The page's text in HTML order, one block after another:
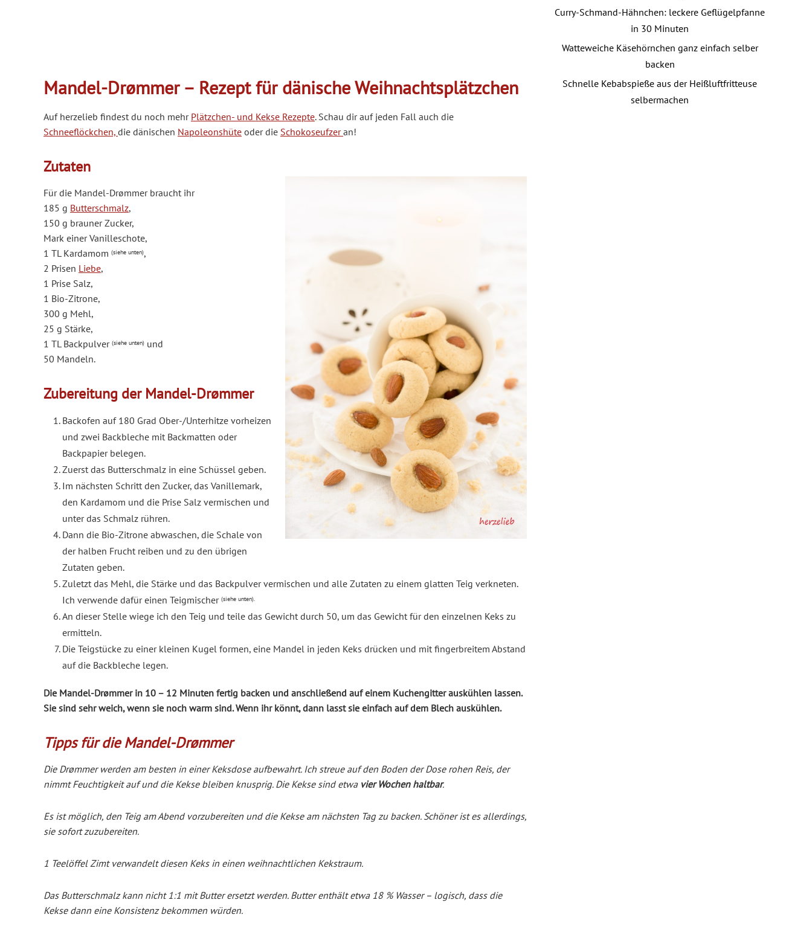
Mandel-Drømmer – Rezept für dänische Weihnachtsplätzchen
Auf herzelieb findest du noch mehr Plätzchen- und Kekse Rezepte. Schau dir auf jeden Fall auch die
Schneeflöckchen, die dänischen Napoleonshüte oder die Schokoseufzeran!
Zutaten
Für die Mandel-Drømmer braucht ihr
185 g Butterschmalz,
150 g brauner Zucker,
Mark einer Vanilleschote,
1 TL Kardamom (siehe unten),
2 Prisen Liebe,
1 Prise Salz,
1 Bio-Zitrone,
300 g Mehl,
25 g Stärke,
1 TL Backpulver (siehe unten) und
50 Mandeln.
Zubereitung der Mandel-Drømmer
Backofen auf 180 Grad Ober-/Unterhitze vorheizen
und zwei Backbleche mit Backmatten oder
Backpapier belegen.
Zuerst das Butterschmalz in eine Schüssel geben.
Im nächsten Schritt den Zucker, das Vanillemark,
den Kardamom und die Prise Salz vermischen und
unter das Schmalz rühren.
Dann die Bio-Zitrone abwaschen, die Schale von
der halben Frucht reiben und zu den übrigen
Zutaten geben.
Zuletzt das Mehl, die Stärke und das Backpulver vermischen und alle Zutaten zu einem glatten Teig verkneten.
Ich verwende dafür einen Teigmischer (siehe unten)
An dieser Stelle wiege ich den Teig und teile das Gewicht durch 50, um das Gewicht für den einzelnen Keks zu
ermitteln.
Die Teigstücke zu einer kleinen Kugel formen, eine Mandel in jeden Keks drücken und mit fingerbreitem Abstand
auf die Backbleche legen.
Die Mandel-Drømmer in 10 – 12 Minuten fertig backen und anschließend auf einem Kuchengitter auskühlen lassen.
Sie sind sehr weich, wenn sie noch warm sind. Wenn ihr könnt, dann lasst sie einfach auf dem Blech auskühlen.
Tipps für die Mandel-Drømmer
Die Drømmer werden am besten in einer Keksdose aufbewahrt. Ich streue auf den Boden der Dose rohen Reis, der
nimmt Feuchtigkeit auf und die Kekse bleiben knusprig. Die Kekse sind etwavier Wochen haltbar.
Es ist möglich, den Teig am Abend vorzubereiten und die Kekse am nächsten Tag zu backen. Schöner ist es allerdings,
sie sofort zuzubereiten.
1 Teelöffel Zimt verwandelt diesen Keks in einen weihnachtlichen Kekstraum.
Das Butterschmalz kann nicht 1:1 mit Butter ersetzt werden. Butter enthält etwa 18 % Wasser – logisch, dass die
Kekse dann eine Konsistenz bekommen würden.
Curry-Schmand-Hähnchen: leckere Geflügelpfanne
in 30 Minuten
Watteweiche Käsehörnchen ganz einfach selber
backen
Schnelle Kebabspieße aus der Heißluftfritteuse
selbermachen